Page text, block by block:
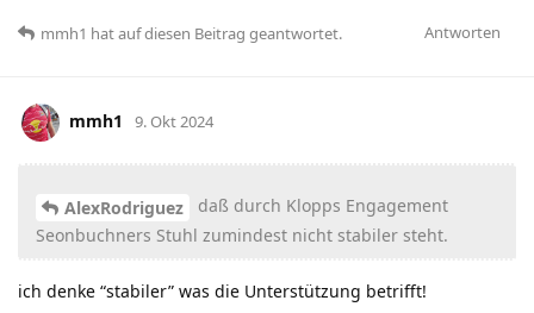
Antworten
mmh1 hatauf diesen Beitrag geantwortet.
mmh1 9. Okt 2024
AlexRodriguez
daß durch Klopps Engagement
Seonbuchners Stuhl zumindest nicht stabiler steht.
ich denke “stabiler” was die Unterstützung betrifft!